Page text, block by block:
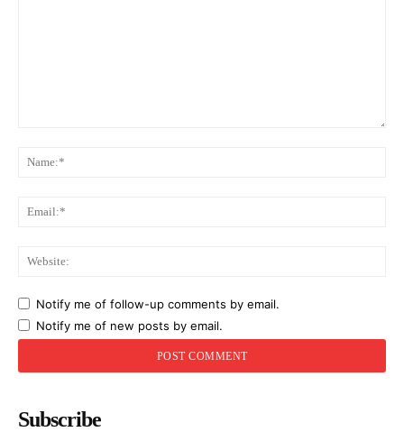
Notify me of follow-up comments by email.
Notify me of new posts by email.
Subscribe